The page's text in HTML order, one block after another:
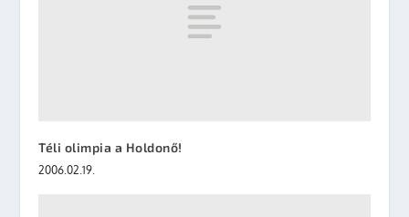
Téli olimpia a Holdonő!
2006.02.19.